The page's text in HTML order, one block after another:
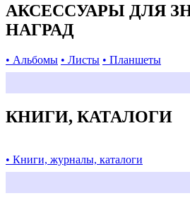
АКСЕССУАРЫ ДЛЯ
НАГРАД
• Альбомы • Листы • Планшеты
КНИГИ, КАТАЛОГИ
• Книги, журналы, каталоги